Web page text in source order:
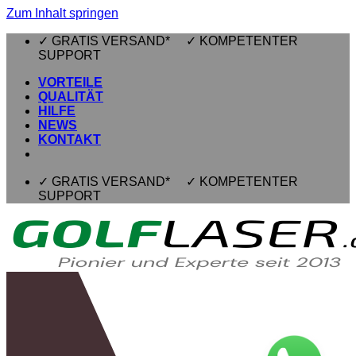
Zum Inhalt springen
✓ GRATIS VERSAND* ✓ KOMPETENTER
SUPPORT
VORTEILE
QUALITÄT
HILFE
NEWS
KONTAKT
✓ GRATIS VERSAND* ✓ KOMPETENTER
SUPPORT